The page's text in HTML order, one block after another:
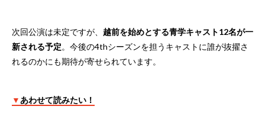
次回公演は未定ですが、 越前を始めとする青学キャスト12名が一
新される予定。今後の4thシーズンを担うキャストに誰が抜擢さ
れるのかにも期待が寄せられています。
▼ あわせて読みたい！